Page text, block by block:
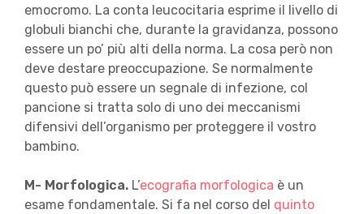
emocromo. La conta leucocitaria esprime il livello di
globuli bianchi che, durante la gravidanza, possono
essere un po’ più alti della norma. La cosa però non
deve destare preoccupazione. Se normalmente
questo può essere un segnale di infezione, col
pancione si tratta solo di uno dei meccanismi
difensivi dell’organismo per proteggere il vostro
bambino.
M- Morfologica.L’ecografia morfologica è un
esame fondamentale. Si fa nel corso del quinto